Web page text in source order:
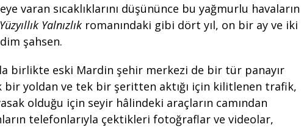
varan sıcaklıklarını düşününce bu yağmurlu havaların
Yüzyıllık Yalnızlık romanındaki gibi dört yıl, on bir ay ve iki
şahsen.
birlikte eski Mardin şehir merkezi de bir tür panayır
bir yoldan ve tek bir şeritten aktığı için kilitlenen trafik,
olduğu için seyir hâlindeki araçların camından
telefonlarıyla çektikleri fotoğraflar ve videolar,